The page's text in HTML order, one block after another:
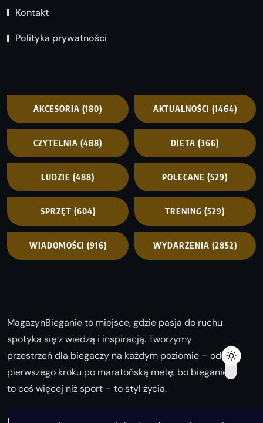
Kontakt
Polityka prywatności
AKCESORIA (180) AKTUALNOŚCI (1464)
CZYTELNIA (488) DIETA (366)
LUDZIE (488) POLECANE (529)
SPRZĘT (604) TRENING (529)
WIADOMOŚCI (916) WYDARZENIA (2852)
MagazynBieganie to miejsce, gdzie pasja do ruchu
spotyka się z wiedzą i inspiracją. Tworzymy
przestrzeń dla biegaczy na każdym poziomie – od
pierwszego kroku po maratońską metę, bo bieganie
to coś więcej niż sport – to styl życia.